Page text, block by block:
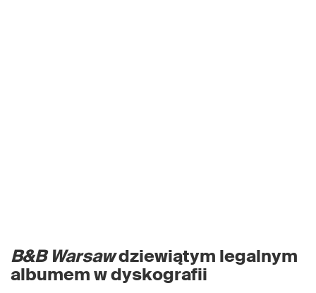
B&B Warsawdziewiątym legalnym
albumem w dyskografii